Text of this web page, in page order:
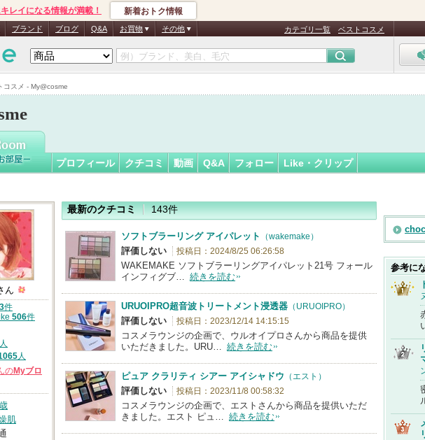
コスメ - My@cosme
レイになる情報が満載！ 新着おトク情報
ブランド ブログ Q&A お買物 その他 カテゴリ一覧 ベストコスメ
さん
プロフィール クチコミ 動画 Q&A フォロー Like・クリップ
ん
件
506件
人
人
のMyブロ
肌
最新のクチコミ 143件
ソフトブラーリング アイパレット （wakemake）
評価しない 投稿日：2024/8/25 06:26:58
WAKEMAKE ソフトブラーリングアイパレット21号 フォール
インフィグブ… 続きを読む
URUOIPRO超音波トリートメント浸透器 （URUOIPRO）
評価しない 投稿日：2023/12/14 14:15:15
コスメラウンジの企画で、ウルオイプロさんから商品を提供
いただきました。URU… 続きを読む
ピュア クラリティ シアー アイシャドウ （エスト）
評価しない 投稿日：2023/11/8 00:58:32
コスメラウンジの企画で、エストさんから商品を提供いただ
きました。エスト ピュ… 続きを読む
参考に